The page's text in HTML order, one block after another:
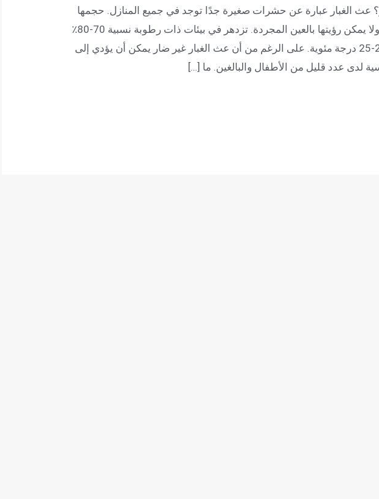
عث الغبار عبارة عن حشرات صغيرة جدًا توجد في جميع المنازل. حجمها
قليل ميكرونات ولا يمكن رؤيتها بالعين المجردة. تزدهر في بيئات ذات رطوبة نسبية 70-80٪
ودرجة حرارة 20-25 درجة مئوية. على الرغم من أن عث الغبار غير ضار يمكن أن يؤدي إلى
لدى عدد قليل من الأطفال والبالغين. ما […]